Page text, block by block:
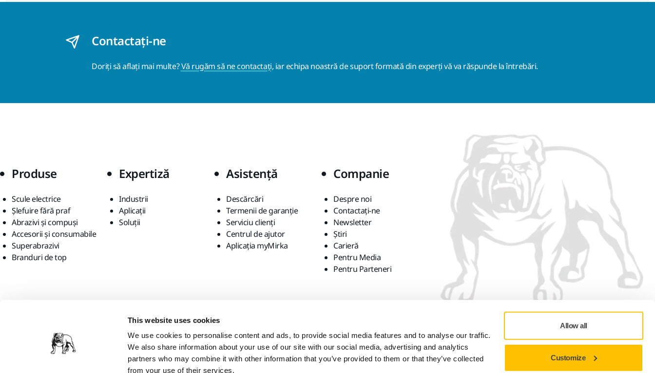
This website uses cookies
We use cookies to personalise content and ads, to provide social media features and to analyse our traffic.
We also share information about your use of our site with our social media, advertising and analytics
partners who may combine it with other information that you’ve provided to them or that they’ve collected
from your use of their services.
Allow all
Customize
Contactaţi-ne
Doriți să aflați mai multe?Vă rugăm să ne contactați, iar echipa noastră de suport formată din experți vă va răspunde la întrebări.
Produse
Scule electrice
Șlefuire fără praf
Abrazivi și compuși
Accesorii și consumabile
Superabrazivi
Branduri de top
Expertiză
Industrii
Aplicații
Soluții
Asistență
Descărcări
Termenii de garanție
Serviciu clienți
Centrul de ajutor
Aplicația myMirka
Companie
Despre noi
Contactaţi-ne
Newsletter
Știri
Carieră
Pentru Media
Pentru Parteneri